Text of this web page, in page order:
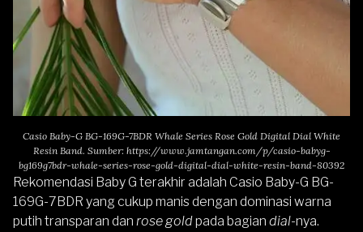
Casio Baby-G BG-169G-7BDR Whale Series Rose Gold Digital Dial White
Resin Band. Sumber: https://www.jamtangan.com/p/casio-babyg-
bg169g7bdr-whale-series-rose-gold-digital-dial-white-resin-band-80392
Rekomendasi Baby G terakhir adalah Casio Baby-G BG-
169G-7BDR yang cukup manis dengan dominasi warna
putih transparan dan rose goldpada bagian dial-nya.